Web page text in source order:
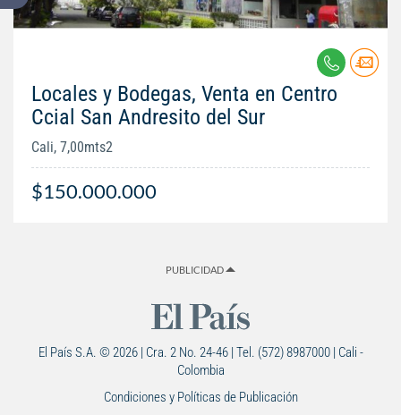
Locales y Bodegas, Venta en Centro
Ccial San Andresito del Sur
Cali, 7,00mts2
$150.000.000
PUBLICIDAD
El País S.A. © 2026 | Cra. 2 No. 24-46 | Tel. (572) 8987000 | Cali -
Colombia
Condiciones y Políticas de Publicación